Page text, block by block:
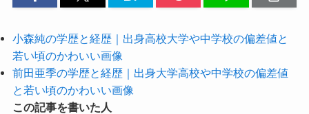
小森純の学歴と経歴｜出身高校大学や中学校の偏差値と
若い頃のかわいい画像
前田亜季の学歴と経歴｜出身大学高校や中学校の偏差値
と若い頃のかわいい画像
この記事を書いた人